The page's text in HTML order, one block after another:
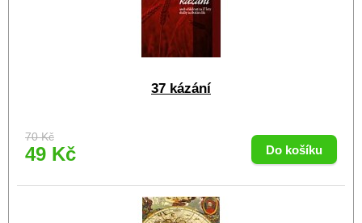
37 kázání
70 Kč
49 Kč